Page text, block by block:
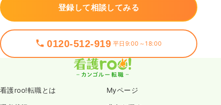
登録して相談してみる
0120-512-919 平日9:00～18:00
看護roo!転職とは Myページ